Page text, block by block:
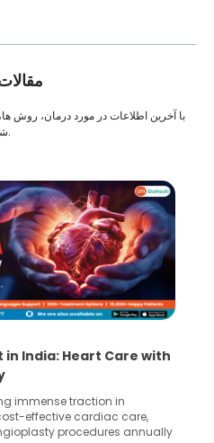
با آخرین اطلاعات در مورد درمان، روش
شوید تا زندگی خود را سالم تر و بهتر کنید.
India: Heart Care with
immense traction in
effective cardiac care,
procedures annually